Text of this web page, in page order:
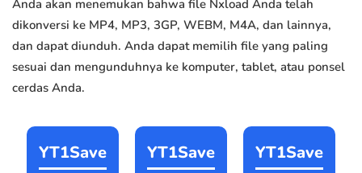
Anda akan menemukan bahwa file Nxload Anda telah
dikonversi ke MP4, MP3, 3GP, WEBM, M4A, dan lainnya,
dan dapat diunduh. Anda dapat memilih file yang paling
sesuai dan mengunduhnya ke komputer, tablet, atau ponsel
cerdas Anda.
YT1Save YT1Save YT1Save